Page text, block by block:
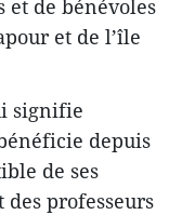
et de bénévoles
et de l’île
signifie
depuis
de ses
professeurs